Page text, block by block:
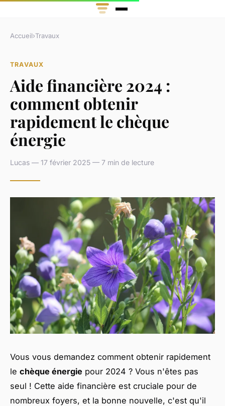
Accueil›Travaux
TRAVAUX
Aide financière 2024 :
comment obtenir
rapidement le chèque
énergie
Lucas — 17 février 2025 — 7 min de lecture
Vous vous demandez comment obtenir rapidement
le chèque énergie pour 2024 ? Vous n'êtes pas
seul ! Cette aide financière est cruciale pour de
nombreux foyers, et la bonne nouvelle, c'est qu'il